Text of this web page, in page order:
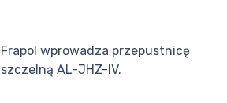
Frapol wprowadza przepustnicę
szczelną AL-JHZ-IV.